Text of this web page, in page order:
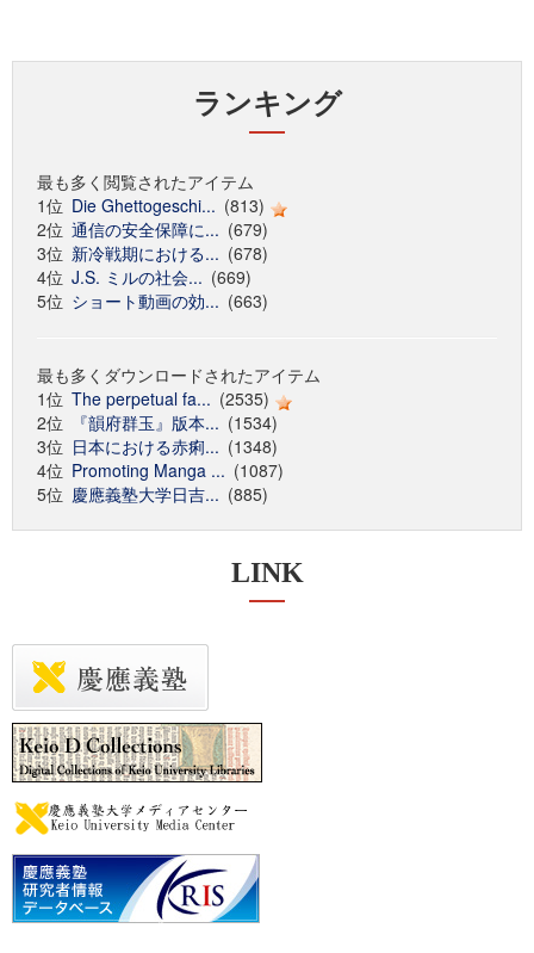
ランキング
最も多く閲覧されたアイテム
1位 Die Ghettogeschi... (813)
2位 通信の安全保障に... (679)
3位 新冷戦期における... (678)
4位 J.S. ミルの社会... (669)
5位 ショート動画の効... (663)
最も多くダウンロードされたアイテム
1位 The perpetual fa... (2535)
2位
『韻府群玉』版本... (1534)
3位 日本における赤痢... (1348)
4位 Promoting Manga ... (1087)
5位 慶應義塾大学日吉... (885)
LINK